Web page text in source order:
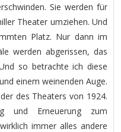
Sie werden für
Theater umziehen. Und
Platz. Nur dann im
werden abgerissen, das
so betrachte ich diese
einem weinenden Auge.
des Theaters von 1924.
und Erneuerung zum
immer alles andere